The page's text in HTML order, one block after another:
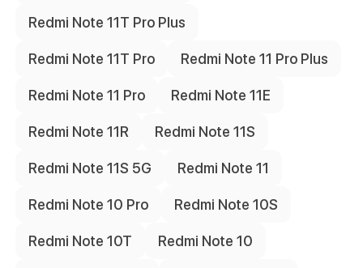
Redmi Note 11T Pro Plus
Redmi Note 11T Pro Redmi Note 11 Pro Plus
Redmi Note 11 Pro Redmi Note 11E
Redmi Note 11R Redmi Note 11S
Redmi Note 11S 5G Redmi Note 11
Redmi Note 10 Pro Redmi Note 10S
Redmi Note 10T Redmi Note 10